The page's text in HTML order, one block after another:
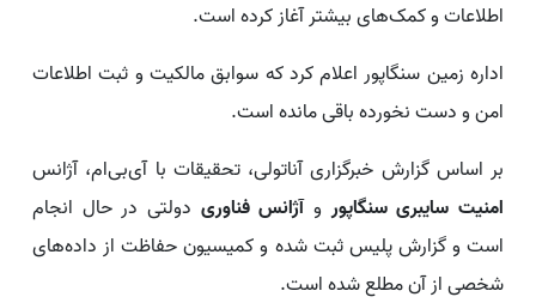
اطلاعات و کمک‌های بیشتر آغاز کرده است.
اداره زمین سنگاپور اعلام کرد که سوابق مالکیت و ثبت اطلاعات
امن و دست نخورده باقی مانده است.
بر اساس گزارش خبرگزاری آناتولی، تحقیقات با آی‌بی‌ام، آژانس
امنیت سایبری سنگاپور وآژانس فناوری دولتی در حال انجام
است و گزارش پلیس ثبت شده و کمیسیون حفاظت از داده‌های
شخصی از آن مطلع شده است.